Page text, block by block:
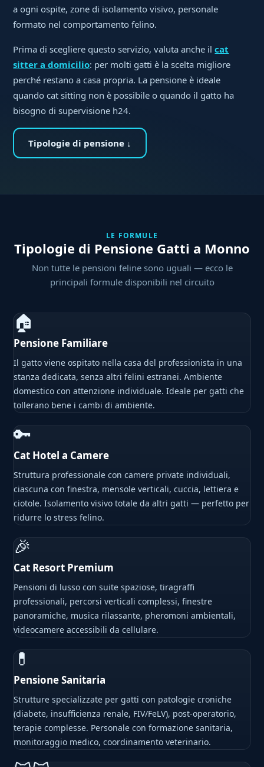
a ogni ospite, zone di isolamento visivo, personale
formato nel comportamento felino.
Prima di scegliere questo servizio, valuta anche ilcat
sitter a domicilio: per molti gatti è la scelta migliore
perché restano a casa propria. La pensione è ideale
quando cat sitting non è possibile o quando il gatto ha
bisogno di supervisione h24.
Tipologie di pensione ↓
LE FORMULE
Tipologie di Pensione Gatti a Monno
Non tutte le pensioni feline sono uguali — ecco le
principali formule disponibili nel circuito
🏠
Pensione Familiare
Il gatto viene ospitato nella casa del professionista in una
stanza dedicata, senza altri felini estranei. Ambiente
domestico con attenzione individuale. Ideale per gatti che
tollerano bene i cambi di ambiente.
🔑
Cat Hotel a Camere
Struttura professionale con camere private individuali,
ciascuna con finestra, mensole verticali, cuccia, lettiera e
ciotole. Isolamento visivo totale da altri gatti — perfetto per
ridurre lo stress felino.
🎉
Cat Resort Premium
Pensioni di lusso con suite spaziose, tiragraffi
professionali, percorsi verticali complessi, finestre
panoramiche, musica rilassante, pheromoni ambientali,
videocamere accessibili da cellulare.
💊
Pensione Sanitaria
Strutture specializzate per gatti con patologie croniche
(diabete, insufficienza renale, FIV/FeLV), post-operatorio,
terapie complesse. Personale con formazione sanitaria,
monitoraggio medico, coordinamento veterinario.